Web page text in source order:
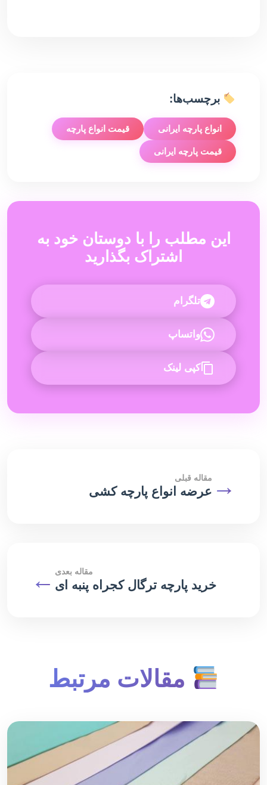
برچسب‌ها:
انواع پارچه ایرانی قیمت انواع پارچه
قیمت پارچه ایرانی
این مطلب را با دوستان خود به
اشتراک بگذارید
تلگرام
واتساپ
کپی لینک
→ مقاله قبلی
عرضه انواع پارچه کشی
مقاله بعدی
خرید پارچه ترگال کجراه پنبه ای ←
مقالات مرتبط